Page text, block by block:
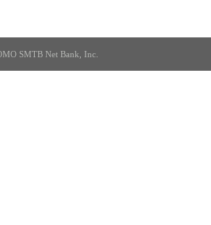
SMTB Net Bank, Inc.